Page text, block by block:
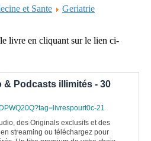
et Sante
Geriatrie
livre en cliquant sur le lien ci-
Podcasts illimités - 30
21
des Originals exclusifs et des
streaming ou téléchargez pour